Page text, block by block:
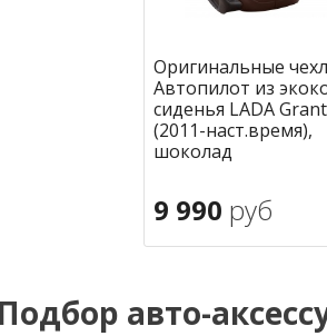
Оригинальные
Автопилот из
сиденья LADA
(2011-наст.время),
шоколад
9 990 руб
Подбор авто-